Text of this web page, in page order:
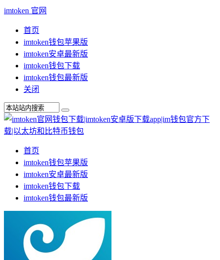
imtoken 官网
首页
imtoken钱包苹果版
imtoken安卓最新版
imtoken钱包下载
imtoken钱包最新版
关闭
首页
imtoken钱包苹果版
imtoken安卓最新版
imtoken钱包下载
imtoken钱包最新版